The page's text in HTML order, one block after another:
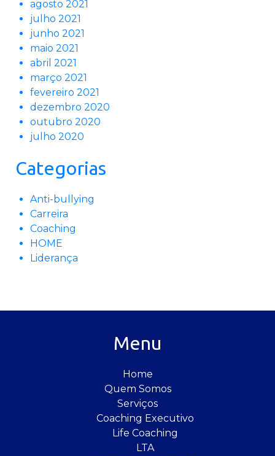
agosto 2021
julho 2021
junho 2021
maio 2021
abril 2021
março 2021
fevereiro 2021
dezembro 2020
outubro 2020
julho 2020
Categorias
Anti-bullying
Carreira
Coaching
HOME
Liderança
Menu
Home
Quem Somos
Serviços
Coaching Executivo
Life Coaching
LTA